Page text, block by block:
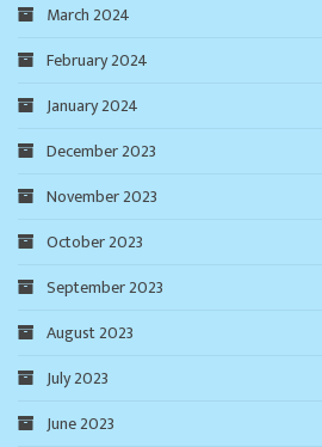
March 2024
February 2024
January 2024
December 2023
November 2023
October 2023
September 2023
August 2023
July 2023
June 2023